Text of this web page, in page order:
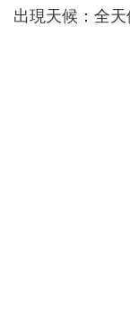
出現天候：全天